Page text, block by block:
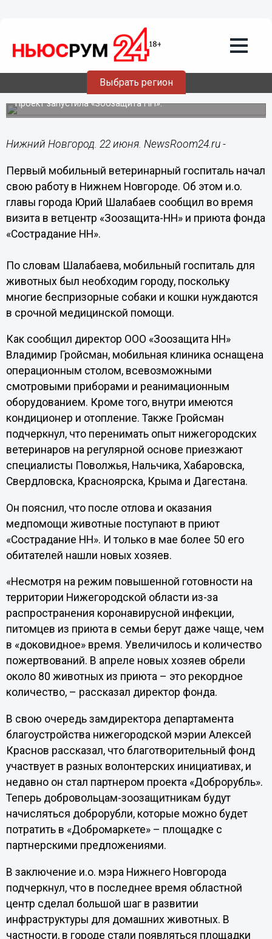
Выбрать регион
22.06.202018:00
Мобильный ветгоспиталь заработал в
Нижнем Новгороде
Проект запустила «Зоозащита НН».
Нижний Новгород. 22 июня. NewsRoom24.ru -
Первый мобильный ветеринарный госпиталь начал
свою работу в Нижнем Новгороде. Об этом и.о.
главы города Юрий Шалабаев сообщил во время
визита в ветцентр «Зоозащита-НН» и приюта фонда
«Сострадание НН».
По словам Шалабаева, мобильный госпиталь для
животных был необходим городу, поскольку
многие беспризорные собаки и кошки нуждаются
в срочной медицинской помощи.
Как сообщил директор ООО «Зоозащита НН»
Владимир Гройсман, мобильная клиника оснащена
операционным столом, всевозможными
смотровыми приборами и реанимационным
оборудованием. Кроме того, внутри имеются
кондиционер и отопление. Также Гройсман
подчеркнул, что перенимать опыт нижегородских
ветеринаров на регулярной основе приезжают
специалисты Поволжья, Нальчика, Хабаровска,
Свердловска, Красноярска, Крыма и Дагестана.
Он пояснил, что после отлова и оказания
медпомощи животные поступают в приют
«Сострадание НН». И только в мае более 50 его
обитателей нашли новых хозяев.
«Несмотря на режим повышенной готовности на
территории Нижегородской области из-за
распространения коронавирусной инфекции,
питомцев из приюта в семьи берут даже чаще, чем
в «доковидное» время. Увеличилось и количество
пожертвований. В апреле новых хозяев обрели
около 80 животных из приюта – это рекордное
количество, – рассказал директор фонда.
В свою очередь замдиректора департамента
благоустройства нижегородской мэрии Алексей
Краснов рассказал, что благотворительный фонд
участвует в разных волонтерских инициативах, и
недавно он стал партнером проекта «Доброрубль».
Теперь добровольцам-зоозащитникам будут
начисляться доброрубли, которые можно будет
потратить в «Добромаркете» – площадке с
партнерскими предложениями.
В заключение и.о. мэра Нижнего Новгорода
подчеркнул, что в последнее время областной
центр сделал большой шаг в развитии
инфраструктуры для домашних животных. В
частности, в городе стали появляться площадки